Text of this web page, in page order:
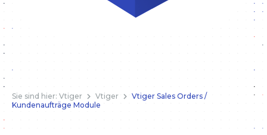
Sie sind hier: Vtiger Vtiger
Vtiger Sales Orders /
Kundenaufträge Module